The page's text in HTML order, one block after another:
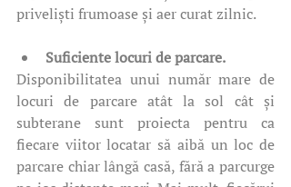
priveliști frumoase și aer curat zilnic.
Suficiente locuri de parcare.
Disponibilitatea unui număr mare de
locuri de parcare atât la sol cât și
subterane sunt proiecta pentru ca
fiecare viitor locatar să aibă un loc de
parcare chiar lângă casă, fără a parcurge